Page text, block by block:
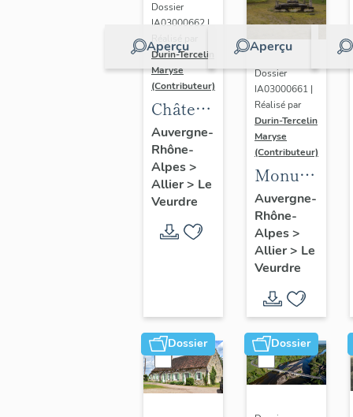
Aperçu
Dossier
IA03000662 |
Durin-Tercelin
Maryse
(Contributeur)
Château
de la
Charnée
: non
étudié
lors de
l'inventaire
Auvergne-
Rhône-
Alpes>
Allier> Le
Veurdre
Aperçu
Dossier
IA03000661 |
Réalisé par
Durin-Tercelin
Maryse
(Contributeur)
Monument
aux
morts
Auvergne-
Rhône-
Alpes>
Allier> Le
Veurdre
Dossier Dossier